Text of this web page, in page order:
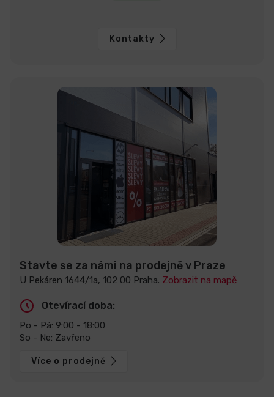
Kontakty
Stavte se za námi na prodejně v Praze
U Pekáren 1644/1a, 102 00 Praha. Zobrazit na mapě
Otevírací doba:
Po - Pá: 9:00 - 18:00
So - Ne: Zavřeno
Více o prodejně